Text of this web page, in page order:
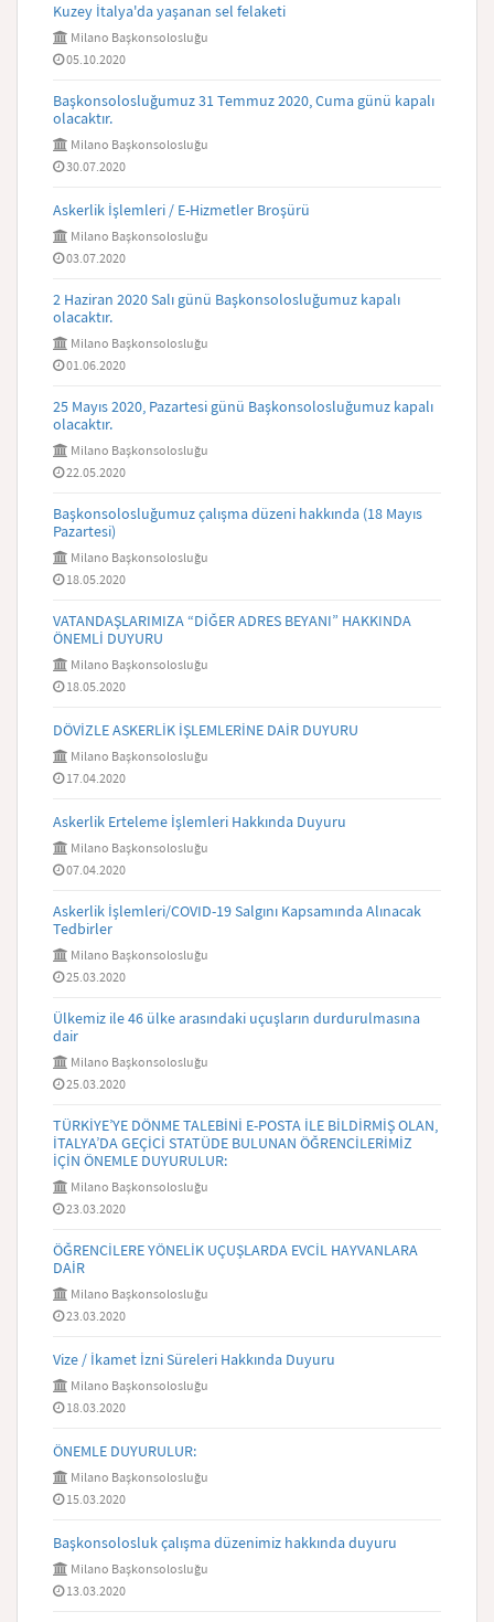
Kuzey İtalya'da yaşanan sel felaketi
Milano Başkonsolosluğu
05.10.2020
Başkonsolosluğumuz 31 Temmuz 2020, Cuma günü kapalı
olacaktır.
Milano Başkonsolosluğu
30.07.2020
Askerlik İşlemleri / E-Hizmetler Broşürü
Milano Başkonsolosluğu
03.07.2020
2 Haziran 2020 Salı günü Başkonsolosluğumuz kapalı
olacaktır.
Milano Başkonsolosluğu
01.06.2020
25 Mayıs 2020, Pazartesi günü Başkonsolosluğumuz kapalı
olacaktır.
Milano Başkonsolosluğu
22.05.2020
Başkonsolosluğumuz çalışma düzeni hakkında (18 Mayıs
Pazartesi)
Milano Başkonsolosluğu
18.05.2020
VATANDAŞLARIMIZA “DİĞER ADRES BEYANI” HAKKINDA
ÖNEMLİ DUYURU
Milano Başkonsolosluğu
18.05.2020
DÖVİZLE ASKERLİK İŞLEMLERİNE DAİR DUYURU
Milano Başkonsolosluğu
17.04.2020
Askerlik Erteleme İşlemleri Hakkında Duyuru
Milano Başkonsolosluğu
07.04.2020
Askerlik İşlemleri/COVID-19 Salgını Kapsamında Alınacak
Tedbirler
Milano Başkonsolosluğu
25.03.2020
Ülkemiz ile 46 ülke arasındaki uçuşların durdurulmasına
dair
Milano Başkonsolosluğu
25.03.2020
TÜRKİYE’YE DÖNME TALEBİNİ E-POSTA İLE BİLDİRMİŞ OLAN,
İTALYA’DA GEÇİCİ STATÜDE BULUNAN ÖĞRENCİLERİMİZ
İÇİN ÖNEMLE DUYURULUR:
Milano Başkonsolosluğu
23.03.2020
ÖĞRENCİLERE YÖNELİK UÇUŞLARDA EVCİL HAYVANLARA
DAİR
Milano Başkonsolosluğu
23.03.2020
Vize / İkamet İzni Süreleri Hakkında Duyuru
Milano Başkonsolosluğu
18.03.2020
ÖNEMLE DUYURULUR:
Milano Başkonsolosluğu
15.03.2020
Başkonsolosluk çalışma düzenimiz hakkında duyuru
Milano Başkonsolosluğu
13.03.2020